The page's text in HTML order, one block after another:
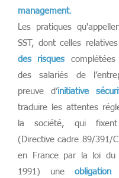
management.
Les pratiques
SST, dont celles
des risques
des salariés de
preuve d’initiative
traduire les attentes
la société, qui
(Directive cadre 89/391/
en France par la loi du
1991) une